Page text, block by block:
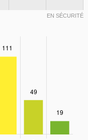
EN SÉCURITÉ